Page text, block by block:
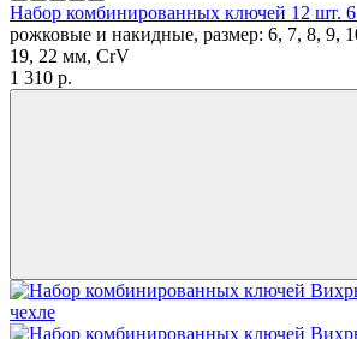
Набор комбинированных ключей 12 шт.
рожковые и накидные, размер: 6, 7, 8, 9,
19, 22 мм, CrV
1 310 p.